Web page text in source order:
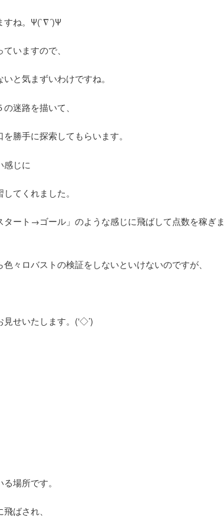
すね。Ψ(`∇´)Ψ
いますので、
と気まずいわけですね。
迷路を描いて、
勝手に探索してもらいます。
感じに
てくれました。
ート→ゴール」のような感じに飛ばして点数を稼ぎま
々ロバストの検証をしないといけないのですが、
せいたします。(‘◇’)ゞ
場所です。
ばされ、